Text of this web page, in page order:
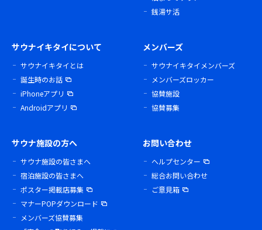
銭湯サ活
サウナイキタイについて
サウナイキタイとは
誕生時のお話
iPhoneアプリ
Androidアプリ
メンバーズ
サウナイキタイメンバーズ
メンバーズロッカー
協賛施設
協賛募集
サウナ施設の方へ
サウナ施設の皆さまへ
宿泊施設の皆さまへ
ポスター掲載店募集
マナーPOPダウンロード
メンバーズ協賛募集
お問い合わせ
ヘルプセンター
総合お問い合わせ
ご意見箱